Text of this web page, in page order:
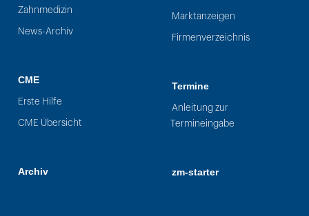
Zahnmedizin
News-Archiv
CME
Erste Hilfe
CME Übersicht
Archiv
Marktanzeigen
Firmenverzeichnis
Termine
Anleitung zur
Termineingabe
zm-starter